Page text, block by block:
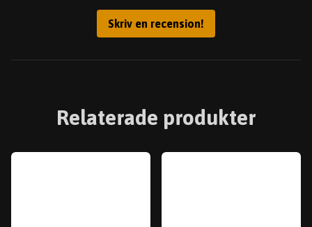
Skriv en recension!
Relaterade produkter